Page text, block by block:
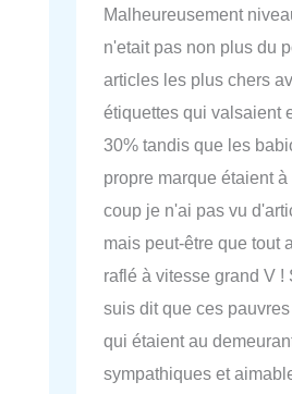
Malheureusement
n'etait pas non plus du
articles les plus chers
étiquettes qui valsaient
30% tandis que les
propre marque étaient à
coup je n'ai pas vu
mais peut-être que tout
raflé à vitesse grand V !
suis dit que ces
qui étaient au
sympathiques et